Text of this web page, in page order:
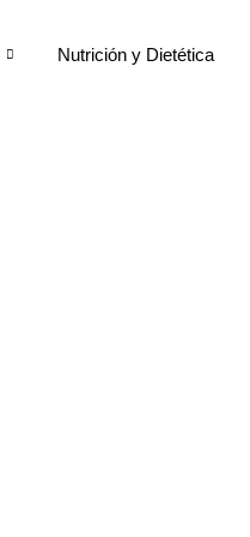
Nutrición y Dietética